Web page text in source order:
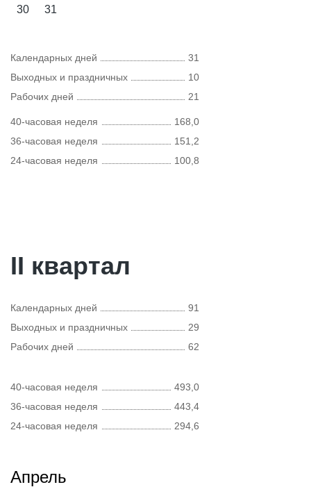
30
31
Календарных дней
31
Выходных и праздничных
10
Рабочих дней
21
40-часовая неделя
168,0
36-часовая неделя
151,2
24-часовая неделя
100,8
II квартал
Календарных дней
91
Выходных и праздничных
29
Рабочих дней
62
40-часовая неделя
493,0
36-часовая неделя
443,4
24-часовая неделя
294,6
Апрель